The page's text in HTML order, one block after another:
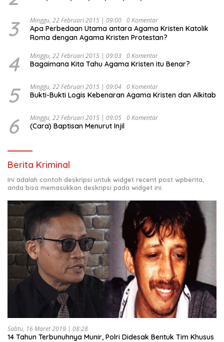
Indonesia Emas 2045”,
3 Minggu, 22 Februari 2015 | 09:00 0 Komentar
Apa Perbedaan Utama antara Agama Kristen Katolik
Roma dengan Agama Kristen Protestan?
4 Minggu, 22 Februari 2015 | 09:03 0 Komentar
Bagaimana Kita Tahu Agama Kristen itu Benar?
5 Minggu, 22 Februari 2015 | 09:04 0 Komentar
Bukti-Bukti Logis Kebenaran Agama Kristen dan Alkitab
6 Minggu, 22 Februari 2015 | 09:05 0 Komentar
(Cara) Baptisan Menurut Injil
Berita Kriminal
Ini adalah contoh deskripsi untuk widget recent post wpberita,
anda bisa memasukkan deskripsi pada widget ini.
Sabtu, 16 Maret 2019 | 08:28
14 Tahun Terbunuhnya Munir, Polri Didesak Bentuk Tim Khusus